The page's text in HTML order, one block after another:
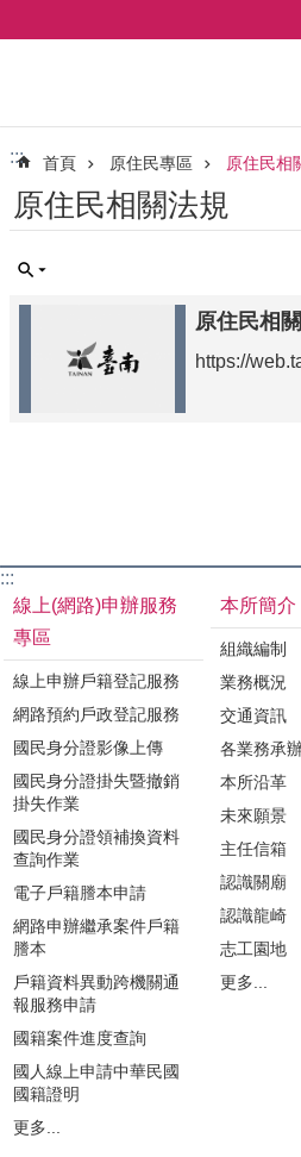
::: 首頁 原住民專區 原住民相
原住民相關法規
原住民相
https://
:::
線上(網路)申辦服務
專區
線上申辦戶籍登記服務
網路預約戶政登記服務
國民身分證影像上傳
國民身分證掛失暨撤銷
掛失作業
國民身分證領補換資料
查詢作業
電子戶籍謄本申請
網路申辦繼承案件戶籍
謄本
戶籍資料異動跨機關通
報服務申請
國籍案件進度查詢
國人線上申請中華民國
國籍證明
更多...
本所簡介
組織編制
業務概況
交通資訊
各業務承
本所沿革
未來願景
主任信箱
認識關廟
認識龍崎
志工園地
更多...